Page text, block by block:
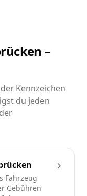
–
Kennzeichen
du jeden
Fahrzeug
Gebühren